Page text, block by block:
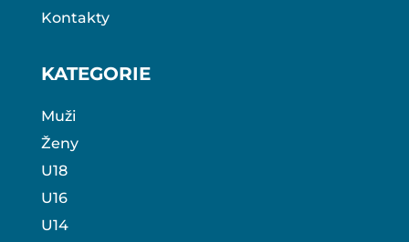
Kontakty
KATEGORIE
Muži
Ženy
U18
U16
U14